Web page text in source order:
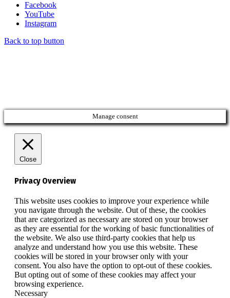
Facebook
YouTube
Instagram
Back to top button
Manage consent
Close
Privacy Overview
This website uses cookies to improve your experience while
you navigate through the website. Out of these, the cookies
that are categorized as necessary are stored on your browser
as they are essential for the working of basic functionalities of
the website. We also use third-party cookies that help us
analyze and understand how you use this website. These
cookies will be stored in your browser only with your
consent. You also have the option to opt-out of these cookies.
But opting out of some of these cookies may affect your
browsing experience.
Necessary